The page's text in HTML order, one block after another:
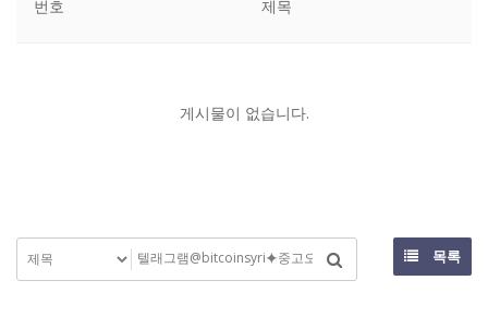
번호 제목
게시물이 없습니다.
목록